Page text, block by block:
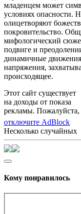
младенцем может
условиях опасности.
олицетворяют
покровительство.
мифологический
подвиге и
динамичные
напряжения,
происходящее.
Этот сайт существует
на доходы от показа
рекламы. Пожалуйста,
отключите AdBlock
Несколько случайных
Кому понравилось